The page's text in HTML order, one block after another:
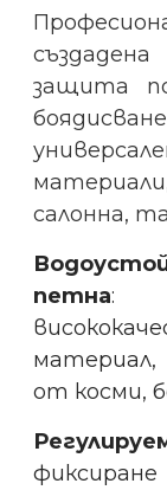
защита
салонна,
петна:
от косми,